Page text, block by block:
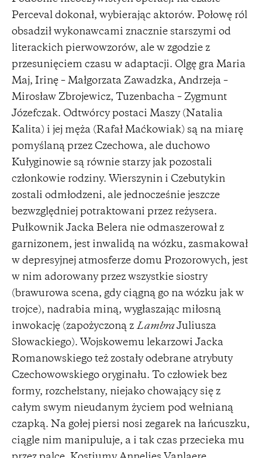
Perceval dokonał, wybierając aktorów. Połowę ról
obsadził wykonawcami znacznie starszymi od
literackich pierwowzorów, ale w zgodzie z
przesunięciem czasu w adaptacji. Olgę gra Maria
Maj, Irinę – Małgorzata Zawadzka, Andrzeja –
Mirosław Zbrojewicz, Tuzenbacha – Zygmunt
Józefczak. Odtwórcy postaci Maszy (Natalia
Kalita) i jej męża (Rafał Maćkowiak) są na miarę
pomyślaną przez Czechowa, ale duchowo
Kułyginowie są równie starzy jak pozostali
członkowie rodziny. Wierszynin i Czebutykin
zostali odmłodzeni, ale jednocześnie jeszcze
bezwzględniej potraktowani przez reżysera.
Pułkownik Jacka Belera nie odmaszerował z
garnizonem, jest inwalidą na wózku, zasmakował
w depresyjnej atmosferze domu Prozorowych, jest
w nim adorowany przez wszystkie siostry
(brawurowa scena, gdy ciągną go na wózku jak w
trojce), nadrabia miną, wygłaszając miłosną
inwokację (zapożyczoną z LambraJuliusza
Słowackiego). Wojskowemu lekarzowi Jacka
Romanowskiego też zostały odebrane atrybuty
Czechowowskiego oryginału. To człowiek bez
formy, rozchełstany, niejako chowający się z
całym swym nieudanym życiem pod wełnianą
czapką. Na gołej piersi nosi zegarek na łańcuszku,
ciągle nim manipuluje, a i tak czas przecieka mu